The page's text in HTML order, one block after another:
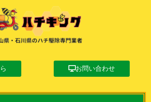
お問い合わせ